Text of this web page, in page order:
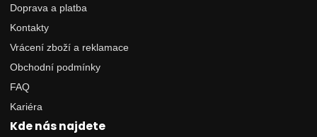
Doprava a platba
Kontakty
Vrácení zboží a reklamace
Obchodní podmínky
FAQ
Kariéra
Kde nás najdete